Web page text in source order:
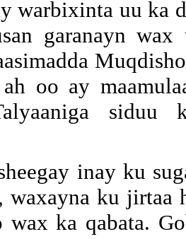
warbixinta uu ka
garanayn
ah oo ay
siduu
inay ku
waxayna ku
wax ka qabata.